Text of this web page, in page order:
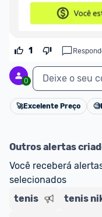
1
0 Deixe o seu
🚀Excelente Preço 🧐
Outros alertas
Você receberá
selecionados
tenis
tenis